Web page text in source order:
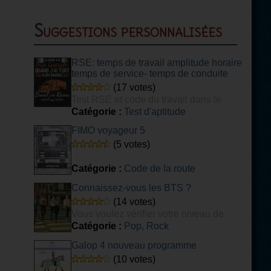
Suggestions personnalisées
RSE: temps de travail amplitude horaire
temps de service- temps de conduite
(17 votes)
transport
Catégorie : Test d'aptitude
FIMO voyageur 5
(5 votes)
Catégorie : Code de la route
Connaissez-vous les BTS ?
(14 votes)
connaissance du groupe de K-POP BTS ?
Catégorie : Pop, Rock
Galop 4 nouveau programme
(10 votes)